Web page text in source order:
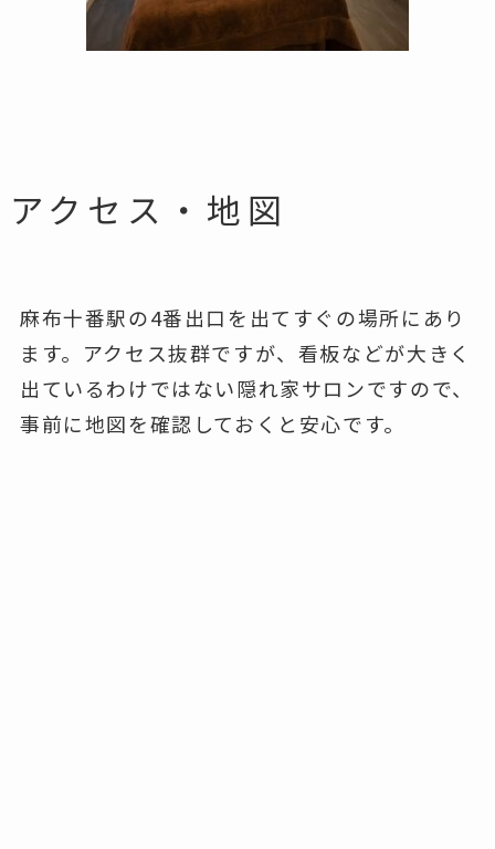
アクセス・地図
麻布十番駅の4番出口を出てすぐの場所にあり
ます。アクセス抜群ですが、看板などが大きく
出ているわけではない隠れ家サロンですので、
事前に地図を確認しておくと安心です。